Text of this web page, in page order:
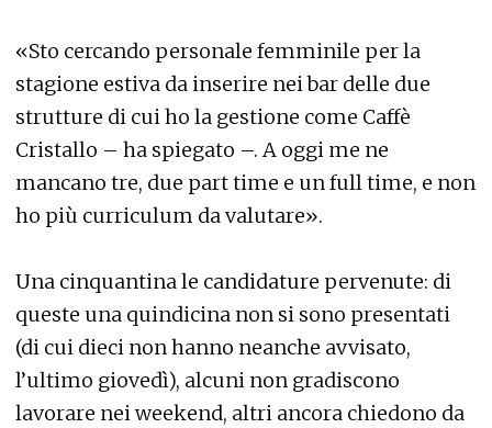
«Sto cercando personale femminile per la
stagione estiva da inserire nei bar delle due
strutture di cui ho la gestione come Caffè
Cristallo – ha spiegato –. A oggi me ne
mancano tre, due part time e un full time, e non
ho più curriculum da valutare».
Una cinquantina le candidature pervenute: di
queste una quindicina non si sono presentati
(di cui dieci non hanno neanche avvisato,
l’ultimo giovedì), alcuni non gradiscono
lavorare nei weekend, altri ancora chiedono da